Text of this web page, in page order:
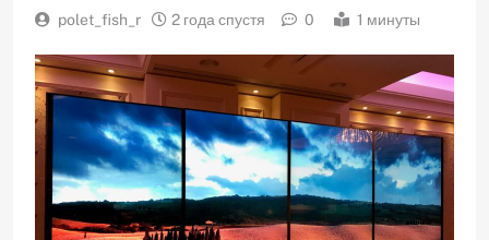
polet_fish_r 2 года спустя 0 1 минуты